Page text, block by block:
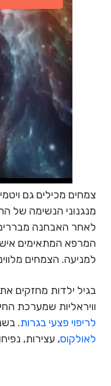
צמחים מכילים גם
מנגנוני הנשימה של
לאחר האבחנה
המרפא המתאימים
למניעה. הצמחים
בגיל ילדות מחזקים
וויראליות שמערכת
לריפוי פצעי בגרות.
לאולקוס, עצירות,